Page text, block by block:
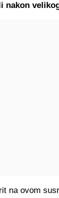
nakon
na ovom